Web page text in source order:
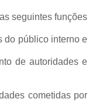
seguintes funções
do público interno e
de autoridades e
cometidas por